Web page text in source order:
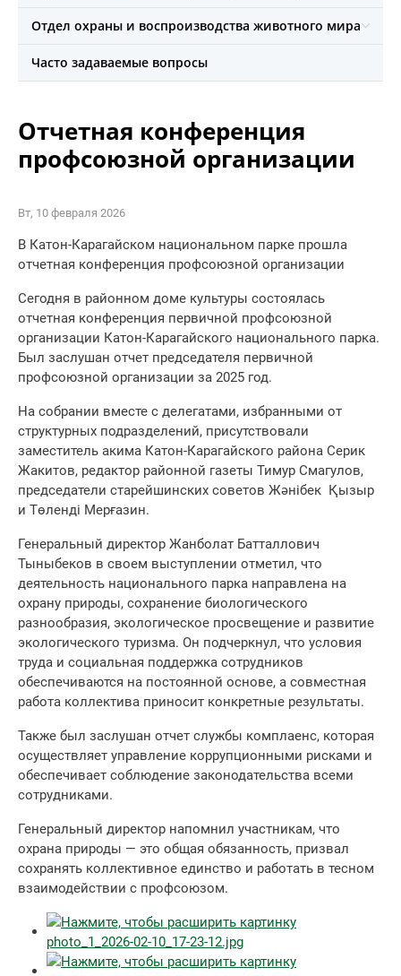
Отдел охраны и воспроизводства животного мира
Часто задаваемые вопросы
Отчетная конференция
профсоюзной организации
Вт, 10 февраля 2026
В Катон-Карагайском национальном парке прошла
отчетная конференция профсоюзной организации
Сегодня в районном доме культуры состоялась
отчетная конференция первичной профсоюзной
организации Катон-Карагайского национального парка.
Был заслушан отчет председателя первичной
профсоюзной организации за 2025 год.
На собрании вместе с делегатами, избранными от
структурных подразделений, присутствовали
заместитель акима Катон-Карагайского района Серик
Жакитов, редактор районной газеты Тимур Смагулов,
председатели старейшинских советов Жәнібек Қызыр
и Төленді Мерғазин.
Генеральный директор Жанболат Батталлович
Тыныбеков в своем выступлении отметил, что
деятельность национального парка направлена на
охрану природы, сохранение биологического
разнообразия, экологическое просвещение и развитие
экологического туризма. Он подчеркнул, что условия
труда и социальная поддержка сотрудников
обеспечиваются на постоянной основе, а совместная
работа коллектива приносит конкретные результаты.
Также был заслушан отчет службы комплаенс, которая
осуществляет управление коррупционными рисками и
обеспечивает соблюдение законодательства всеми
сотрудниками.
Генеральный директор напомнил участникам, что
охрана природы — это общая обязанность, призвал
сохранять коллективное единство и работать в тесном
взаимодействии с профсоюзом.